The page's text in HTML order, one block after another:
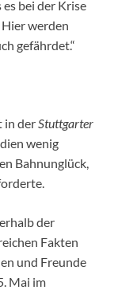
bei der Krise
werden
gefährdet.“
in der Stuttgarter
wenig
Bahnunglück,
der
Fakten
und Freunde
Mai im